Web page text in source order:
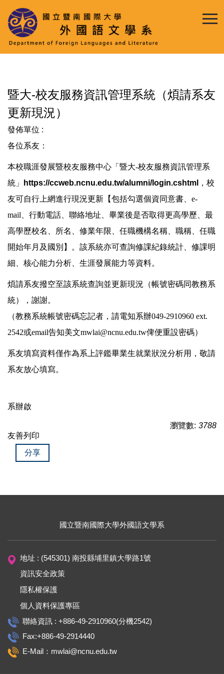
到
主
要
內
暨大-校友服務資訊管理系統（煩請系友
更新現況）
發佈單位 :
各位系友：
本校職涯發展暨校友服務中心「暨大-校友服務資訊管理系
統」
https://ccweb.ncnu.edu.tw/alumni/login.cshtml
，校
友可自行上網進行現況更新【包括勾選個資同意書、e-
mail、行動電話、聯絡地址、畢業後是否取得更高學歷、最
高學歷校名、所名、修業年限、任職機構名稱、職稱、任職
開始年月及國別】。該系統亦可查詢修課紀錄統計、修課明
細、核心能力分析、生涯發展能力等資料。
煩請系友撥空至該系統查詢並更新現況（帳號密碼同教務系
統），謝謝。
（教務系統帳號密碼忘記者，請電知系辦049-2910960 ext.
2542或email告知美文mwlai@ncnu.edu.tw俾便重設密碼）
系友填寫資料僅作為系上評鑑畢業生就業狀況分析用，敬請
系友放心填寫。
系辦啟
瀏覽數: 3788
友善列印
分享
國立暨南國際大學外國語文學系
地址 : (545301) 南投縣埔里鎮大學路1號
資訊安全政策
隱私權保護
個人資料保護專區
聯絡資訊 : +886-49-2910960(分機2542)
Fax:+886-49-2914440
E-Mail：mwlai@ncnu.edu.tw